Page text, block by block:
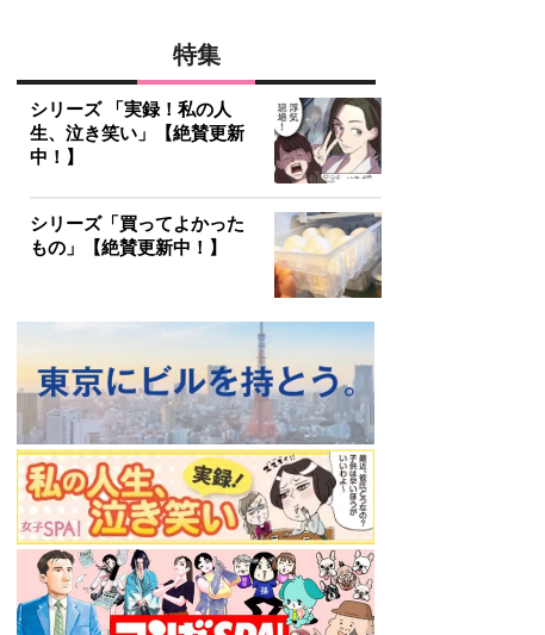
特集
シリーズ 「実録！私の人
生、泣き笑い」【絶賛更新
中！】
シリーズ「買ってよかった
もの」【絶賛更新中！】